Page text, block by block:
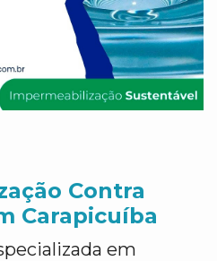
Contra
Carapicuíba
em